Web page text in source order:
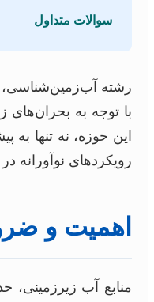
سوالات متداول
رشته آب‌زمین‌شناسی،
با توجه به
این حوزه، نه تنها
رویکردهای نوآورانه
اهمیت و